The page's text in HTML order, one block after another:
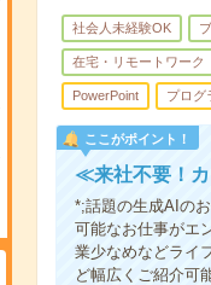
社会人未経験OK
在宅・リモートワーク
PowerPoint プログ
ここがポイント！
≪来社不要！カ
*;話題の生成AIの
可能なお仕事がエ
業少なめなどライ
ど幅広くご紹介可